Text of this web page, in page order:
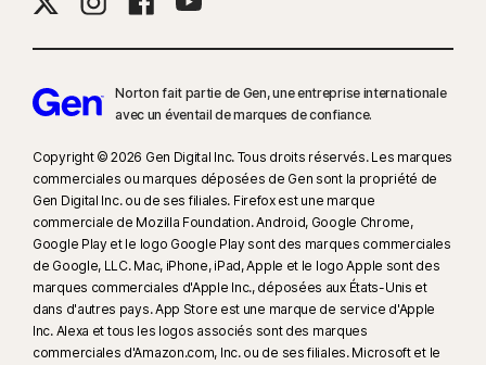
Norton fait partie de Gen, une entreprise internationale
avec un éventail de marques de confiance.​
Copyright © 2026 Gen Digital Inc. Tous droits réservés. Les marques
commerciales ou marques déposées de Gen sont la propriété de
Gen Digital Inc. ou de ses filiales. Firefox est une marque
commerciale de Mozilla Foundation. Android, Google Chrome,
Google Play et le logo Google Play sont des marques commerciales
de Google, LLC. Mac, iPhone, iPad, Apple et le logo Apple sont des
marques commerciales d'Apple Inc., déposées aux États-Unis et
dans d'autres pays. App Store est une marque de service d'Apple
Inc. Alexa et tous les logos associés sont des marques
commerciales d'Amazon.com, Inc. ou de ses filiales. Microsoft et le